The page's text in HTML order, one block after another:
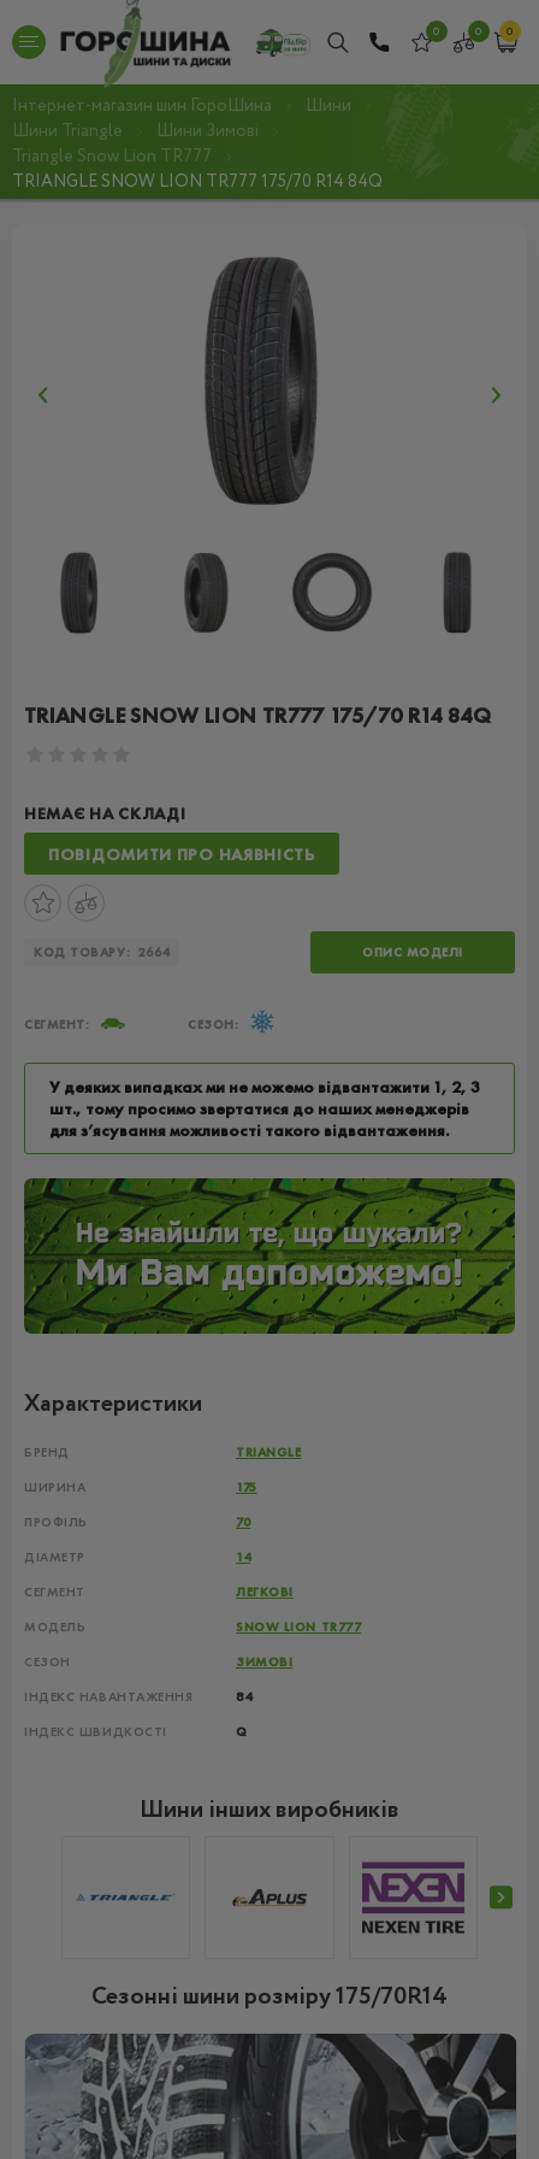
0 0 0
Інтернет-магазин шин ГороШина
Шини
Шини Triangle
Шини Зимові
Triangle Snow Lion TR777
TRIANGLE SNOW LION TR777 175/70 R14 84Q
TRIANGLE SNOW LION TR777 175/70 R14 84Q
НЕМАЄ НА СКЛАДІ
ПОВІДОМИТИ ПРО НАЯВНІСТЬ
КОД ТОВАРУ: 2664 ОПИС МОДЕЛІ
СЕГМЕНТ: СЕЗОН:
У деяких випадках ми не можемо відвантажити 1, 2, 3
шт., тому просимо звертатися до наших менеджерів
для з’ясування можливості такого відвантаження.
Характеристики
БРЕНД TRIANGLE
ШИРИНА 175
ПРОФІЛЬ 70
ДІАМЕТР 14
СЕГМЕНТ ЛЕГКОВІ
МОДЕЛЬ SNOW LION TR777
СЕЗОН ЗИМОВІ
ІНДЕКС НАВАНТАЖЕННЯ 84
ІНДЕКС ШВИДКОСТІ Q
Шини інших виробників
Сезонні шини розміру 175/70R14